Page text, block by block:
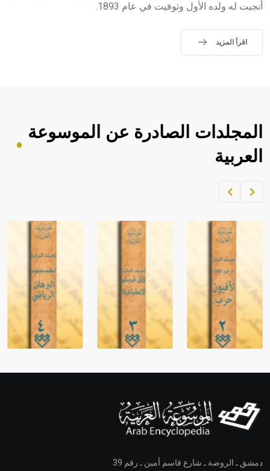
حيث تقتصر القيمة الصوتية للعلامة الك
أنجبت له ولده الأول وتوفيت في عام 1893.
اقرأ المزيد
المجلدات الصادرة عن الموسوعة
العربية
دمشق ـ الروضة ـ شارع قاسم أمين ـ رقم 39